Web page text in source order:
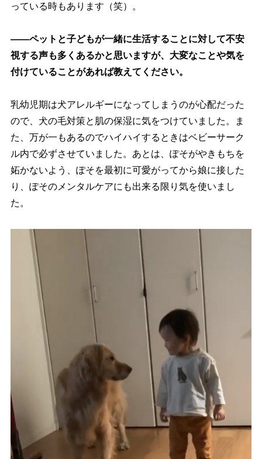
っている時もあります（笑）。
――ペットと子どもが一緒に生活することに対して不安
視する声も多くあるかと思いますが、大変なことや気を
付けていることがあれば教えてください。
乳幼児期は犬アレルギーになってしまうのが心配だった
ので、犬の毛対策と肌の保湿に気をつけていました。ま
た、万が一もあるのでハイハイするときはベビーサーク
ル内で必ずさせていました。あとは、ぽそがやきもちを
妬かないよう、ぽそを最初に可愛がってから娘に接した
り、ぽそのメンタルケアにも出来る限り気を使いまし
た。